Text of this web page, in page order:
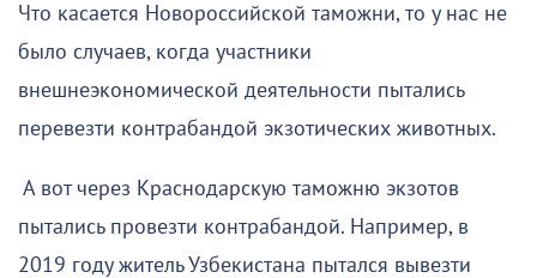
Что касается Новороссийской таможни, то у нас не
было случаев, когда участники
внешнеэкономической деятельности пытались
перевезти контрабандой экзотических животных.
А вот через Краснодарскую таможню экзотов
пытались провезти контрабандой. Например, в
2019 году житель Узбекистана пытался вывезти